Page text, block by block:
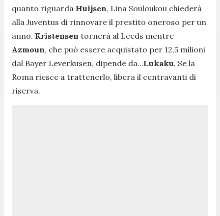
quanto riguarda Huijsen, Lina Souloukou chiederà
alla Juventus di rinnovare il prestito oneroso per un
anno. Kristensen tornerà al Leeds mentre
Azmoun, che può essere acquistato per 12,5 milioni
dal Bayer Leverkusen, dipende da...Lukaku. Se la
Roma riesce a trattenerlo, libera il centravanti di
riserva.